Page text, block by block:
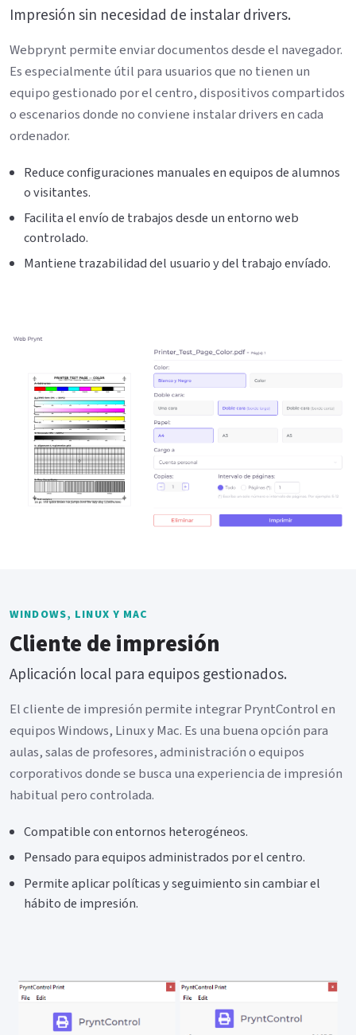
Impresión sin necesidad de instalar drivers.
Webprynt permite enviar documentos desde el navegador.
Es especialmente útil para usuarios que no tienen un
equipo gestionado por el centro, dispositivos compartidos
o escenarios donde no conviene instalar drivers en cada
ordenador.
Reduce configuraciones manuales en equipos de alumnos
o visitantes.
Facilita el envío de trabajos desde un entorno web
controlado.
Mantiene trazabilidad del usuario y del trabajo envíado.
WINDOWS, LINUX Y MAC
Cliente de impresión
Aplicación local para equipos gestionados.
El cliente de impresión permite integrar PryntControl en
equipos Windows, Linux y Mac. Es una buena opción para
aulas, salas de profesores, administración o equipos
corporativos donde se busca una experiencia de impresión
habitual pero controlada.
Compatible con entornos heterogéneos.
Pensado para equipos administrados por el centro.
Permite aplicar políticas y seguimiento sin cambiar el
hábito de impresión.